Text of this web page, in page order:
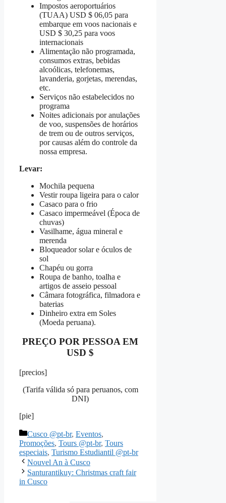
Impostos aeroportuários
(TUAA) USD $ 06,05 para
embarque em voos nacionais e
USD $ 30,25 para voos
internacionais
Alimentação não programada,
consumos extras, bebidas
alcoólicas, telefonemas,
lavanderia, gorjetas, merendas,
etc.
Serviços não estabelecidos no
programa
Noites adicionais por anulações
de voo, suspensões de horários
de trem ou de outros serviços,
por causas além do controle da
nossa empresa.
Levar:
Mochila pequena
Vestir roupa ligeira para o calor
Casaco para o frio
Casaco impermeável (Época de
chuvas)
Vasilhame, água mineral e
merenda
Bloqueador solar e óculos de
sol
Chapéu ou gorra
Roupa de banho, toalha e
artigos de asseio pessoal
Câmara fotográfica, filmadora e
baterias
Dinheiro extra em Soles
(Moeda peruana).
PREÇO POR PESSOA EM
USD $
[precios]
(Tarifa válida só para peruanos, com
DNI)
[pie]
Categorías
Cusco @pt-br, Eventos,
Promoções, Tours @pt-br, Tours
especiais, Turismo Estudiantil @pt-br
Nouvel An à Cusco
Santurantikuy: Christmas craft fair
in Cusco